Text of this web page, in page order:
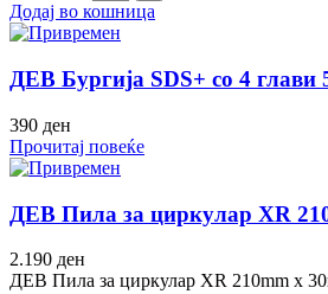
Додај во кошница
ДЕВ Бургија SDS+ со 4
390 ден
Прочитај повеќе
ДЕВ Пила за циркулар XR
2.190 ден
ДЕВ Пила за циркулар XR 210mm x